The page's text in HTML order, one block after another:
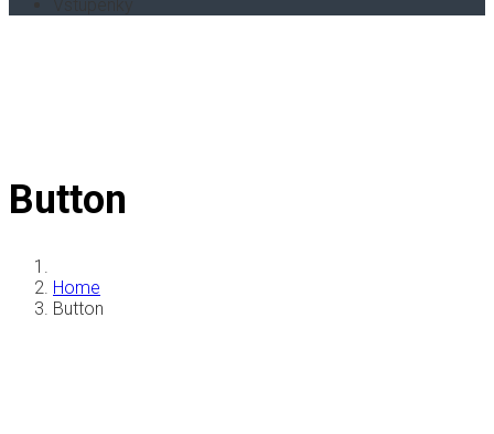
Button
Home
Button